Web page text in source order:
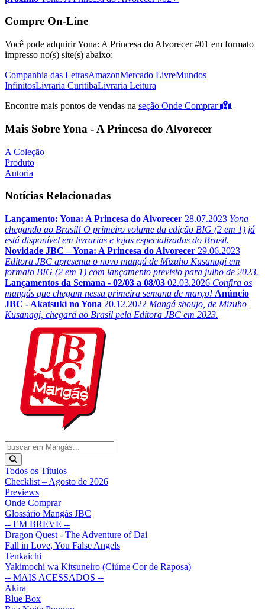
Compre On-Line
Você pode adquirir Yona: A Princesa do Alvorecer #01 em formato
impresso no(s) site(s) abaixo:
Companhia das LetrasAmazonMercado LivreMundos
InfinitosLivraria CuritibaLivraria Leitura
Encontre mais pontos de vendas na seção Onde Comprar .
Mais Sobre Yona - A Princesa do Alvorecer
A Coleção
Produto
Autoria
Notícias Relacionadas
Lançamento: Yona: A Princesa do Alvorecer 28.07.2023 Yona
chegando ao Brasil! O primeiro volume da edição BIG (2 em 1) já
está disponível em livrarias e lojas especializadas do Brasil.
Novidade JBC – Yona: A Princesa do Alvorecer 29.06.2023
Editora JBC apresenta o novo mangá de Mizuho Kusanagi em
formato BIG (2 em 1) com lançamento previsto para julho de 2023.
Lançamentos da Semana - 02/03 a 08/03 02.03.2026 Confira os
mangás que chegam nessa primeira semana de março! Anúncio
JBC - Akatsuki no Yona 20.12.2022 Mangá shoujo, de Mizuho
Kusanagi, chegará ao Brasil pela Editora JBC em 2023.
Todos os Títulos
Checklist – Agosto de 2026
Previews
Onde Comprar
Glossário Mangás JBC
-- EM BREVE --
Dragon Quest - The Adventure of Dai
Fall in Love, You False Angels
Tenkaichi
Yakimochi wa Kitsuneiro (Ciúme Cor de Raposa)
-- MAIS ACESSADOS --
Akira
Blue Box